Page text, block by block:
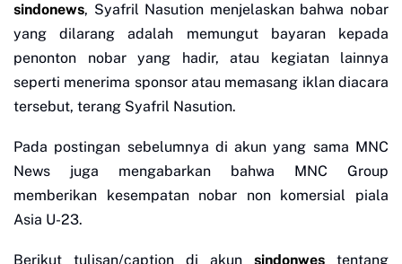
sindonews, Syafril Nasution menjelaskan bahwa nobar
yang dilarang adalah memungut bayaran kepada
penonton nobar yang hadir, atau kegiatan lainnya
seperti menerima sponsor atau memasang iklan diacara
tersebut, terang Syafril Nasution.
Pada postingan sebelumnya di akun yang sama MNC
News juga mengabarkan bahwa MNC Group
memberikan kesempatan nobar non komersial piala
Asia U-23.
Berikut tulisan/caption di akun sindonwes tentang